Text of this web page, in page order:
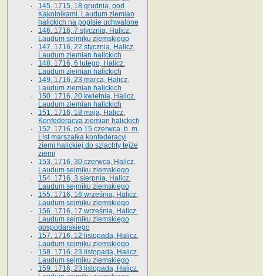
145. 1715, 18 grudnia, pod
Kąkolnikami. Laudum ziemian
halickich na popisie uchwalone
146. 1716, 7 stycznia, Halicz.
Laudum sejmiku ziemskiego
147. 1716, 22 stycznia, Halicz.
Laudum ziemian halickich
148. 1716, 6 lutego, Halicz.
Laudum ziemian halickich
149. 1716, 23 marca, Halicz.
Laudum ziemian halickich
150. 1716, 20 kwietnia, Halicz.
Laudum ziemian halickich
151. 1716, 18 maja, Halicz.
Konfederacya ziemian halickich
152. 1716, po 15 czerwca, b. m.
List marszałka konfederacyi
ziemi halickiej do szlachty tejże
ziemi
153. 1716, 30 czerwca, Halicz.
Laudum sejmiku ziemskiego
154. 1716, 3 sierpnia, Halicz.
Laudum sejmiku ziemskiego
155. 1716, 16 września, Halicz.
Laudum sejmiku ziemskiego
156. 1716, 17 września, Halicz.
Laudum sejmiku ziemskiego
gospodarskiego
157. 1716, 12 listopada, Halicz.
Laudum sejmiku ziemskiego
158. 1716, 23 listopada, Halicz.
Laudum sejmiku ziemskiego
159. 1716, 23 listopada, Halicz.